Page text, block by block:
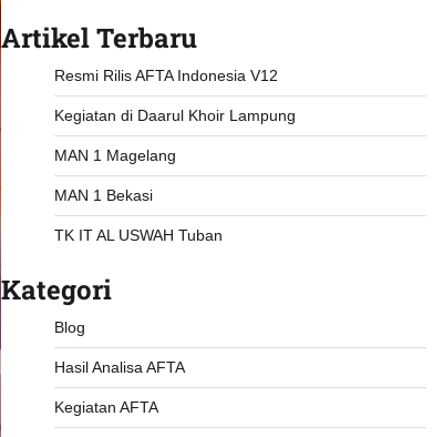
Artikel Terbaru
Resmi Rilis AFTA Indonesia V12
Kegiatan di Daarul Khoir Lampung
MAN 1 Magelang
MAN 1 Bekasi
TK IT AL USWAH Tuban
Kategori
Blog
Hasil Analisa AFTA
Kegiatan AFTA